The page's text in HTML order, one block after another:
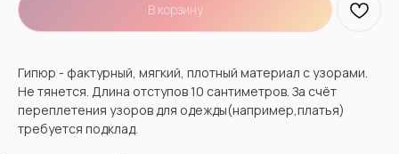
В корзину
Гипюр - фактурный, мягкий, плотный материал с узорами.
Не тянется. Длина отступов 10 сантиметров. За счёт
переплетения узоров для одежды(например,платья)
требуется подклад.